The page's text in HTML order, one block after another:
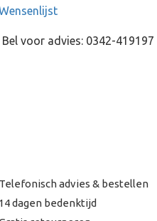
Bel voor advies: 0342-419197
Telefonisch advies & bestellen
14 dagen bedenktijd